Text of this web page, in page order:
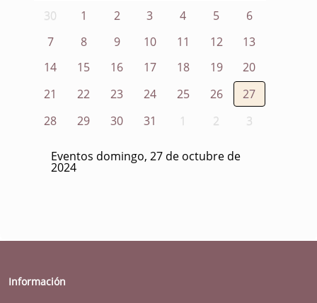
30 1 2 3 4 5
6
7
8 9 10 11 12
13
14
15 16 17 18 19
20
21
22 23 24 25 26
27
28
29 30 31 1 2 3
Eventos domingo, 27 de octubre de
2024
Información